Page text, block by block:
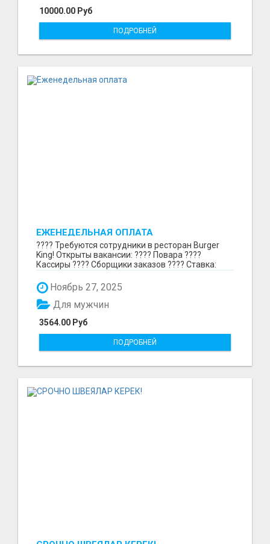
10000.00 Руб
ПОДРОБНЕЙ
ЕЖЕНЕДЕЛЬНАЯ ОПЛАТА
???? Требуются сотрудники в ресторан Burger
King! Открыты вакансии: ???? Повара ????
Кассиры ???? Сборщики заказов ???? Ставка:
Ноябрь 27, 2025
3564.00 Руб
Для мужчин
ПОДРОБНЕЙ